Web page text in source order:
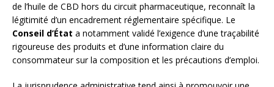
de l’huile de CBD hors du circuit pharmaceutique, reconnaît la
légitimité d’un encadrement réglementaire spécifique. Le
Conseil d’État a notamment validé l’exigence d’une traçabilité
rigoureuse des produits et d’une information claire du
consommateur sur la composition et les précautions d’emploi.